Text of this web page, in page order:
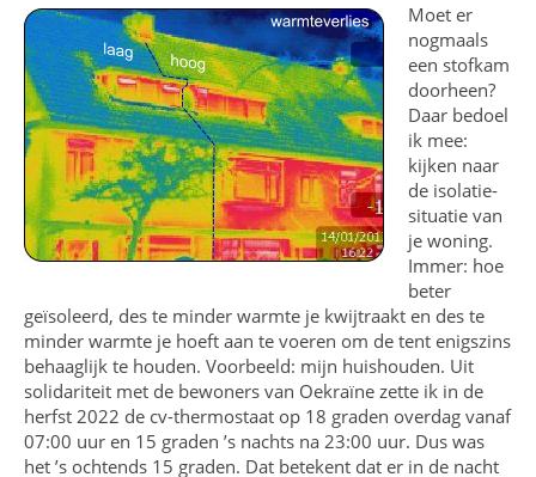
Moet er
nogmaals
een stofkam
doorheen?
Daar bedoel
ik mee:
kijken naar
de isolatie-
situatie van
je woning.
Immer: hoe
beter
geïsoleerd, des te minder warmte je kwijtraakt en des te
minder warmte je hoeft aan te voeren om de tent enigszins
behaaglijk te houden. Voorbeeld: mijn huishouden. Uit
solidariteit met de bewoners van Oekraïne zette ik in de
herfst 2022 de cv-thermostaat op 18 graden overdag vanaf
07:00 uur en 15 graden ’s nachts na 23:00 uur. Dus was
het ’s ochtends 15 graden. Dat betekent dat er in de nacht